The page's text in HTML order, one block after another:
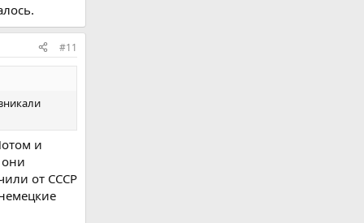
#11
и
от СССР